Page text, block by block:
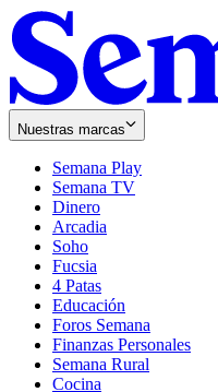
Nuestras marcas
Semana Play
Semana TV
Dinero
Arcadia
Soho
in
new
window
Fucsia
in
new
window
4 Patas
Educación
Foros Semana
Finanzas Personales
Semana Rural
Cocina